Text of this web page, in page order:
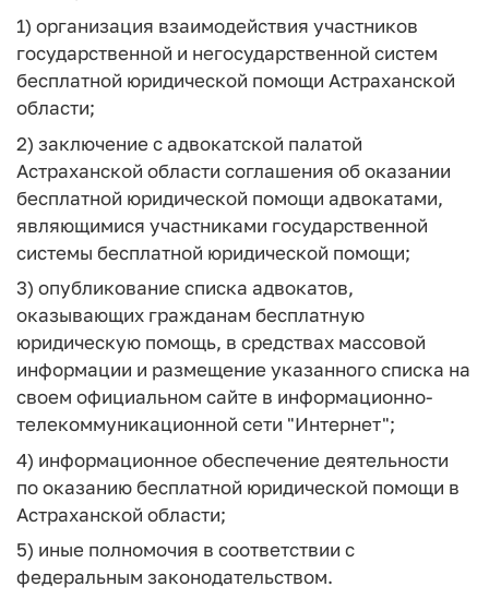
1) организация взаимодействия участников
государственной и негосударственной систем
бесплатной юридической помощи Астраханской
области;
2) заключение с адвокатской палатой
Астраханской области соглашения об оказании
бесплатной юридической помощи адвокатами,
являющимися участниками государственной
системы бесплатной юридической помощи;
3) опубликование списка адвокатов,
оказывающих гражданам бесплатную
юридическую помощь, в средствах массовой
информации и размещение указанного списка на
своем официальном сайте в информационно-
телекоммуникационной сети "Интернет";
4) информационное обеспечение деятельности
по оказанию бесплатной юридической помощи в
Астраханской области;
5) иные полномочия в соответствии с
федеральным законодательством.